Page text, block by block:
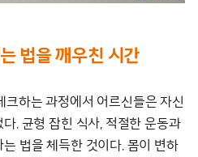
법을 깨우친 시간
크하는 과정에서 어르신들은 자신
. 균형 잡힌 식사, 적절한 운동과
법을 체득한 것이다. 몸이 변하